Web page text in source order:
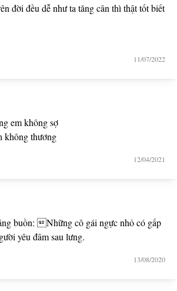
đời đều dễ như ta tăng cân thì thật tốt biết
11/07/2022
em không sợ
không thương
12/04/2021
buồn: Những cô gái ngực nhỏ có gấp
yêu đâm sau lưng.
13/08/2020